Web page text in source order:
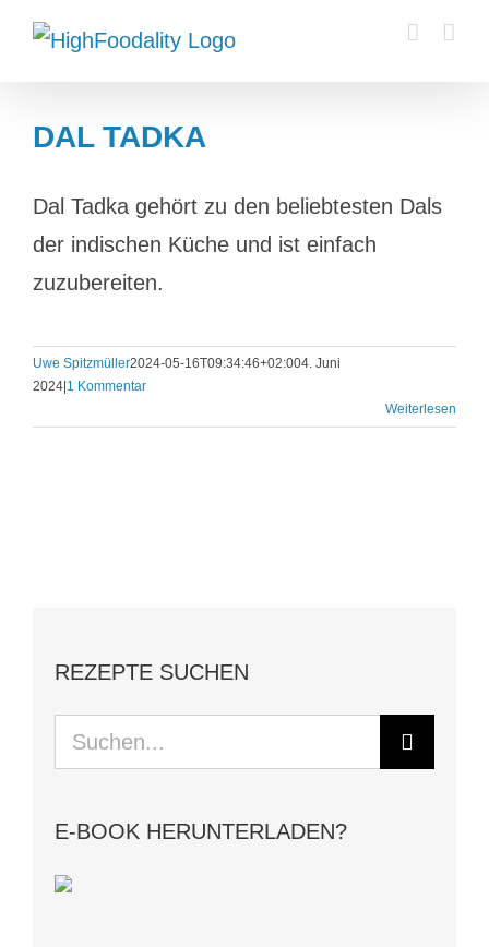
Zum
Inhalt
DAL TADKA
Dal Tadka gehört zu den beliebtesten Dals
der indischen Küche und ist einfach
zuzubereiten.
Uwe Spitzmüller2024-05-16T09:34:46+02:004. Juni
2024 1 Kommentar
Weiterlesen
REZEPTE SUCHEN
Suche
nach:
E-BOOK HERUNTERLADEN?